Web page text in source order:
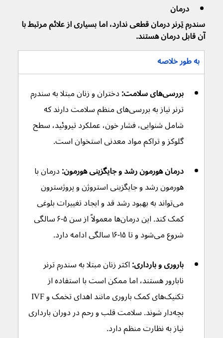
درمان
سندرم تِرنر درمان قطعی ندارد، اما بسیاری از علائم مرتبط با
آن قابل درمان هستند.
به طور خلاصه
بررسی‌های سلامت:
دختران و زنان مبتلا به سندرم
ترنر نیاز به بررسی‌های منظم سلامت دارند که
شامل شنوایی، فشار خون، عملکرد تیروئید، سطح
گلوکز و تراکم مواد معدنی استخوان است.
درمان هورمون رشد و جایگزینی هورمون: درمان با
هورمون رشد و جایگزینی استروژن و پروژسترون
می‌تواند به بهبود رشد قد و ایجاد تغییرات بلوغی
کمک کند. این درمان‌ها معمولاً از سن ۵-۶ سالگی
شروع می‌شود و تا ۱۵-۱۶ سالگی ادامه دارد.
باروری و بارداری: اکثر زنان مبتلا به سندرم ترنر
نابارور هستند، اما ممکن است با استفاده از
بچه‌دار شوند. سلامت قلب و رحم در دوران بارداری
نیاز به نظارت منظم دارد.